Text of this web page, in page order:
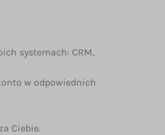
systemach: CRM,
w odpowiednich
Ciebie.